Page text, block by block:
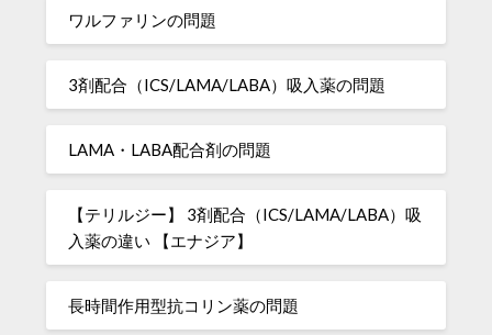
ワルファリンの問題
3剤配合（ICS/LAMA/LABA）吸入薬の問題
LAMA・LABA配合剤の問題
【テリルジー】 3剤配合（ICS/LAMA/LABA）吸
入薬の違い 【エナジア】
長時間作用型抗コリン薬の問題